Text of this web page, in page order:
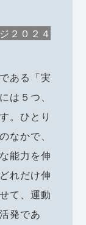
２０２４
ある「実
は５つ、
。ひとり
なかで、
能力を伸
れだけ伸
て、運動
発であ